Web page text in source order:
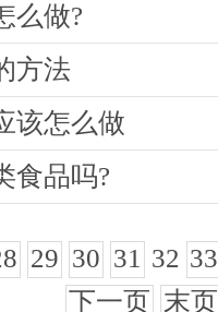
么做?
方法
该怎么做
食品吗?
29 30 31 32 33
下一页 末页